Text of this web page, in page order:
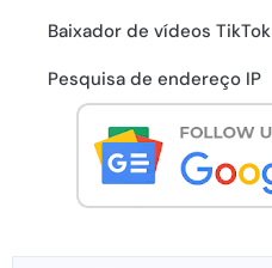
Baixador de vídeos TikTok
Pesquisa de endereço IP